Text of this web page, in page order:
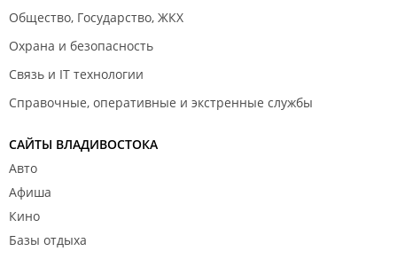
Общество, Государство, ЖКХ
Охрана и безопасность
Связь и IT технологии
Справочные, оперативные и экстренные службы
САЙТЫ ВЛАДИВОСТОКА
Авто
Афиша
Кино
Базы отдыха